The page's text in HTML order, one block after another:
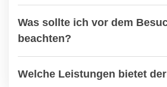
Was sollte ich vor dem
beachten?
Welche Leistungen bietet